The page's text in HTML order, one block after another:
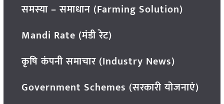
समस्या – समाधान (Farming Solution)
Mandi Rate (मंडी रेट)
कृषि कंपनी समाचार (Industry News)
Government Schemes (सरकारी योजनाएं)